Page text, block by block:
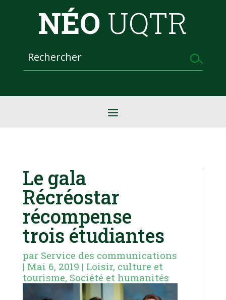
NÉO UQTR
Le gala
Récréostar
récompense
trois étudiantes
par Service des communications
| Mai 6, 2019 | Loisir, culture et
tourisme, Société et humanités